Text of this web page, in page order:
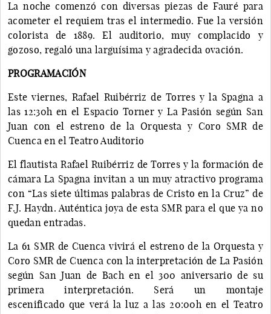
La noche comenzó con diversas piezas de Fauré para
acometer el requiem tras el intermedio. Fue la versión
colorista de 1889. El auditorio, muy complacido y
gozoso, regaló una larguísima y agradecida ovación.
PROGRAMACIÓN
Este viernes, Rafael Ruibérriz de Torres y la Spagna a
las 12:30h en el Espacio Torner y La Pasión según San
Juan con el estreno de la Orquesta y Coro SMR de
Cuenca en el Teatro Auditorio
El flautista Rafael Ruibérriz de Torres y la formación de
cámara La Spagna invitan a un muy atractivo programa
con “Las siete últimas palabras de Cristo en la Cruz” de
F.J. Haydn. Auténtica joya de esta SMR para el que ya no
quedan entradas.
La 61 SMR de Cuenca vivirá el estreno de la Orquesta y
Coro SMR de Cuenca con la interpretación de La Pasión
según San Juan de Bach en el 300 aniversario de su
primera interpretación. Será un montaje
escenificado que verá la luz a las 20:00h en el Teatro